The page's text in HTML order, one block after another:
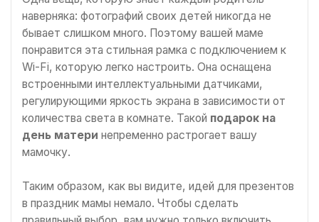
наверняка: фотографий своих детей никогда не
бывает слишком много. Поэтому вашей маме
понравится эта стильная рамка с подключением к
Wi-Fi, которую легко настроить. Она оснащена
встроенными интеллектуальными датчиками,
регулирующими яркость экрана в зависимости от
количества света в комнате. Такой подарок на
день матери непременно растрогает вашу
мамочку.
Таким образом, как вы видите, идей для презентов
в праздник мамы немало. Чтобы сделать